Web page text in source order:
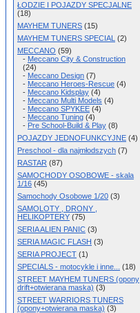
ŁODZIE I POJAZDY SPECJALNE
(18)
MAYHEM TUNERS (15)
MAYHEM TUNERS SPECIAL (2)
MECCANO (59)
- Meccano City & Construction
(24)
- Meccano Design (7)
- Meccano Heroes-Rescue (4)
- Meccano Kidsplay (4)
- Meccano Multi Models (4)
- Meccano SPYKEE (4)
- Meccano Tuning (4)
- Pre School-Build & Play (8)
POJAZDY JEDNOFUNKCYJNE (4)
Preschool - dla najmłodszych (7)
RASTAR (87)
SAMOCHODY OSOBOWE - skala
1/16 (45)
Samochody Osobowe 1/20 (3)
SAMOLOTY , DRONY ,
HELIKOPTERY (75)
SERIA ALIEN PANIC (3)
SERIA MAGIC FLASH (3)
SERIA PROJECT (1)
SPECIALS - motocykle i inne...
(18)
STREET MAYHEM TUNERS (opony
drift+otwierana maska) (3)
STREET WARRIORS TUNERS
(opony+otwierana maska) (3)